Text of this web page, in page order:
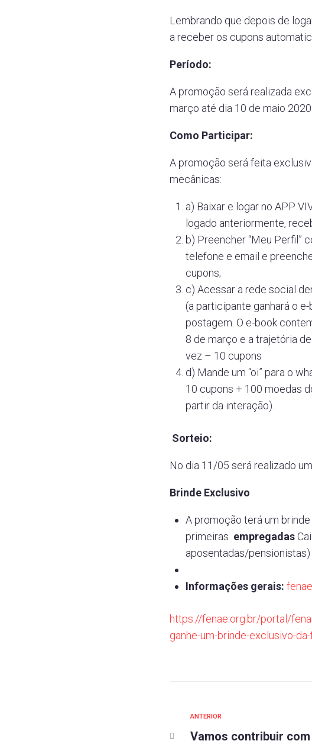
Lembrando que depois de
a receber os cupons
Período:
A promoção será realizada
março até dia 10 de maio
Como Participar:
A promoção será feita
mecânicas:
a) Baixar e logar no APP
logado anteriormente,
b) Preencher “Meu Perfil”
telefone e email e
cupons;
c) Acessar a rede social
(a participante ganhará o
postagem. O e-book
8 de março e a trajetória
vez – 10 cupons
d) Mande um “oi” para o
10 cupons + 100 moedas
partir da interação).
Sorteio:
No dia 11/05 será realizado
Brinde Exclusivo
A promoção terá um
primeiras empregadas
aposentadas/pensionistas)
Informações gerais:
https://fenae.org.br/portal/
ganhe-um-brinde-exclusivo-
Navegação
Anterior
ANTERIOR
Vamos contribuir